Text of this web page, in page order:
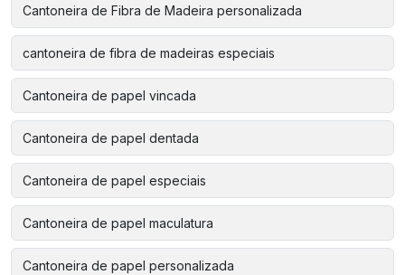
Cantoneira de Fibra de Madeira personalizada
cantoneira de fibra de madeiras especiais
Cantoneira de papel vincada
Cantoneira de papel dentada
Cantoneira de papel especiais
Cantoneira de papel maculatura
Cantoneira de papel personalizada